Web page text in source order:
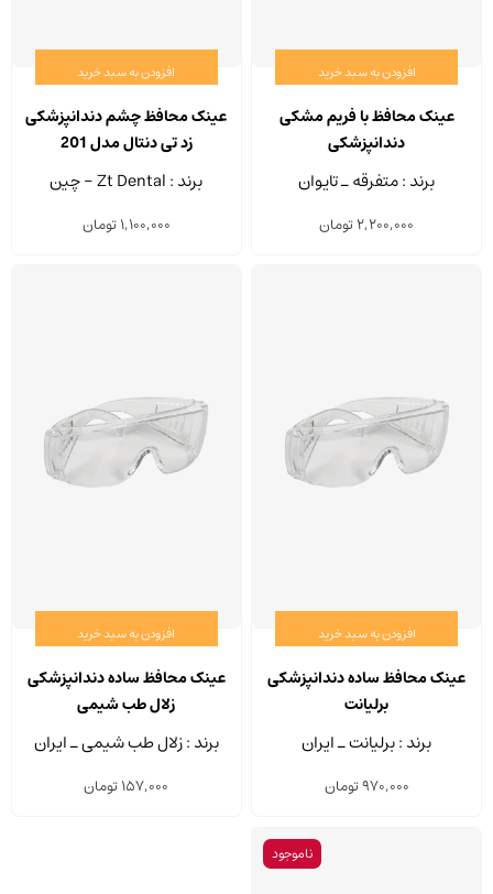
افزودن به سبد خرید
عینک محافظ با فریم مشکی
دندانپزشکی
برند : متفرقه ـ تایوان
2,200,000تومان
افزودن به سبد خرید
عینک محافظ چشم دندانپزشکی
زد تی دنتال مدل 201
برند : Zt Dental - چین
1,100,000تومان
افزودن به سبد خرید
عینک محافظ ساده دندانپزشکی
برلیانت
برند : برلیانت ـ ایران
970,000تومان
افزودن به سبد خرید
عینک محافظ ساده دندانپزشکی
زلال طب شیمی
برند : زلال طب شیمی ـ ایران
157,000تومان
ناموجود